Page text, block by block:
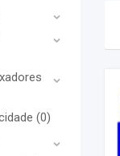
(0)